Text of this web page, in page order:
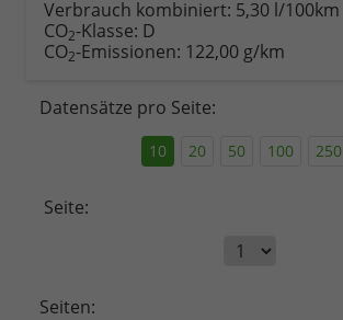
Verbrauch kombiniert: 5,30 l/100km
CO2-Klasse: D
CO2-Emissionen: 122,00 g/km
Datensätze pro Seite:
10 20 50 100 250
Seite:
Seiten: